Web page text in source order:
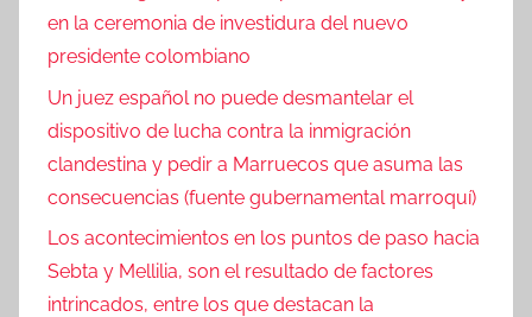
en la ceremonia de investidura del nuevo
presidente colombiano
Un juez español no puede desmantelar el
dispositivo de lucha contra la inmigración
clandestina y pedir a Marruecos que asuma las
consecuencias (fuente gubernamental marroquí)
Los acontecimientos en los puntos de paso hacia
Sebta y Mellilia, son el resultado de factores
intrincados, entre los que destacan la